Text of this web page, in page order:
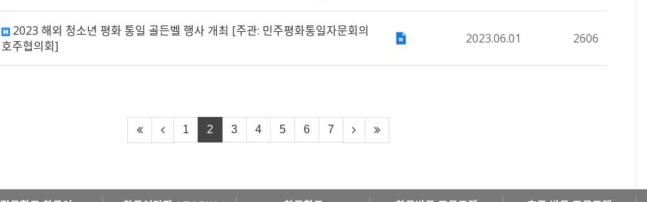
2023 해외 청소년 평화 통일 골든벨 행사 개최 [주관: 민주평화통일자문회의
호주협의회]
2023.06.01 2606
1 2 3 4 5 6 7